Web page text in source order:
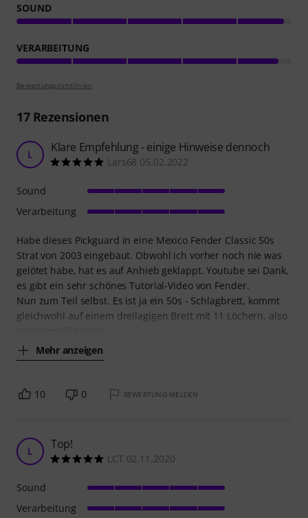
SOUND
VERARBEITUNG
Bewertungsrichtlinien
17Rezensionen
L Klare Empfehlung - einige Hinweise dennoch
Lars68 05.02.2022
Habe dieses Pickguard in eine Mexico Fender Classic 50s
Strat von 2003 eingebaut. Obwohl ich vorher noch nie was
gelötet habe, hat es auf Anhieb geklappt. Youtube sei Dank,
es gibt ein sehr schönes Tutorial-Video von Fender.
Nun zum Teil selbst. Es ist ja ein 50s - Schlagbrett, kommt
gleichwohl auf einem dreilagigen Brett mit 11 Löchern, also
Mehr anzeigen
Sound
Verarbeitung
10 0 BEWERTUNG MELDEN
L Top!
LCT 02.11.2020
Sound
Verarbeitung